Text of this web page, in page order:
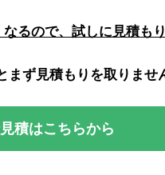
るので、試しに見積も
まず見積もりを取りませ
積はこちらから